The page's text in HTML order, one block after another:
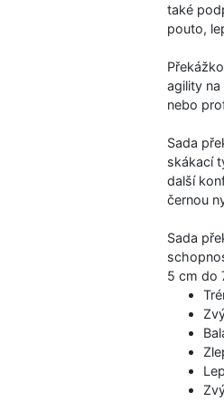
také
pouto,
agility
nebo
Sada
skákací
další
černou
Sada
5 cm do